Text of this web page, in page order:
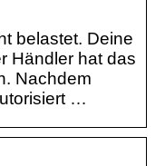
belastet. Deine
Händler hat das
Nachdem
…